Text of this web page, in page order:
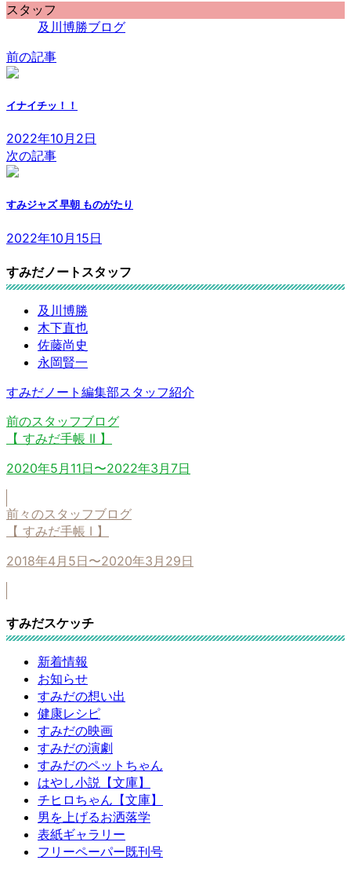
スタッフ
及川博勝ブログ
前の記事
イナイチッ！！
2022年10月2日
次の記事
すみジャズ 早朝 ものがたり
2022年10月15日
すみだノートスタッフ
及川博勝
木下直也
佐藤尚史
永岡賢一
すみだノート編集部スタッフ紹介
前のスタッフブログ
【 すみだ手帳 II 】
2020年5月11日〜2022年3月7日
前々のスタッフブログ
【 すみだ手帳 I 】
2018年4月5日〜2020年3月29日
すみだスケッチ
新着情報
お知らせ
すみだの想い出
健康レシピ
すみだの映画
すみだの演劇
すみだのペットちゃん
はやし小説【文庫】
チヒロちゃん【文庫】
男を上げるお洒落学
表紙ギャラリー
フリーペーパー既刊号